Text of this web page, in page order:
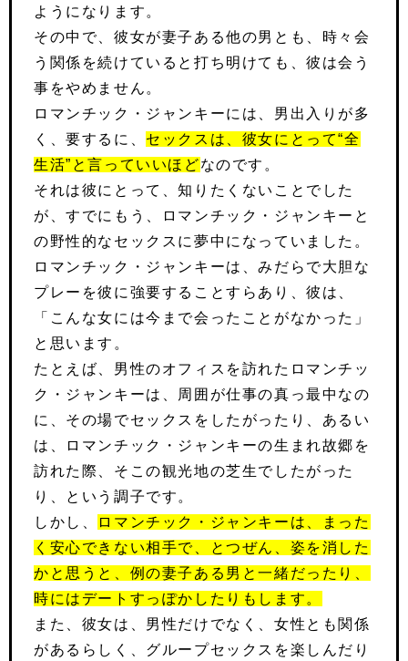
ようになります。
その中で、彼女が妻子ある他の男とも、時々会
う関係を続けていると打ち明けても、彼は会う
事をやめません。
ロマンチック・ジャンキーには、男出入りが多
く、要するに、 セックスは、彼女にとって“全
生活”と言っていいほどなのです。
それは彼にとって、知りたくないことでした
が、すでにもう、ロマンチック・ジャンキーと
の野性的なセックスに夢中になっていました。
ロマンチック・ジャンキーは、みだらで大胆な
プレーを彼に強要することすらあり、彼は、
「こんな女には今まで会ったことがなかった」
と思います。
たとえば、男性のオフィスを訪れたロマンチッ
ク・ジャンキーは、周囲が仕事の真っ最中なの
に、その場でセックスをしたがったり、あるい
は、ロマンチック・ジャンキーの生まれ故郷を
訪れた際、そこの観光地の芝生でしたがった
り、という調子です。
しかし、
ロマンチック・ジャンキーは、まった
く安心できない相手で、とつぜん、姿を消した
かと思うと、例の妻子ある男と一緒だったり、
時にはデートすっぽかしたりもします。
また、彼女は、男性だけでなく、女性とも関係
があるらしく、グループセックスを楽しんだり